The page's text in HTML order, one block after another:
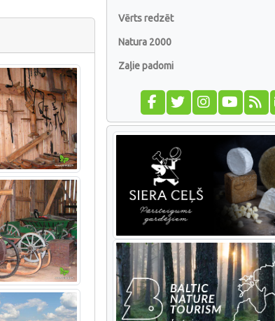
Vērts redzēt
Natura 2000
Zaļie padomi